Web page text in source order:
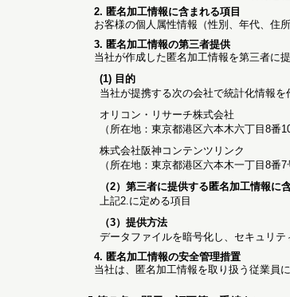
2. 匿名加工情報に含まれる項目
お客様の個人属性情報（性別、年代、住
3. 匿名加工情報の第三者提供
当社が作成した匿名加工情報を第三者に
(1) 目的
当社が提携する次の会社で統計化情報を
オリコン・リサーチ株式会社
（所在地：東京都港区六本木六丁目8番10
株式会社阪神コンテンツリンク
（所在地：東京都港区六本木一丁目8
（2）第三者に提供する匿名加工情報に
上記2.に定める項目
（3）提供方法
データファイルを暗号化し、セキュリテ
4. 匿名加工情報の安全管理措置
当社は、匿名加工情報を取り扱う従業員